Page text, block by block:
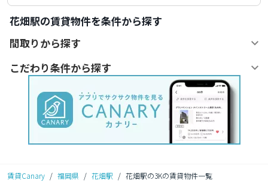
花畑駅の賃貸物件を条件から探す
間取りから探す
こだわり条件から探す
賃貸Canary / 福岡県 / 花畑駅 / 花畑駅の3Kの賃貸物件一覧